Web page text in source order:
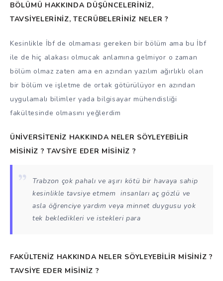
BÖLÜMÜ HAKKINDA DÜŞÜNCELERİNİZ,
TAVSİYELERİNİZ, TECRÜBELERİNİZ NELER ?
Kesinlikle İbf de olmaması gereken bir bölüm ama bu İbf
ile de hiç alakası olmucak anlamına gelmiyor o zaman
bölüm olmaz zaten ama en azından yazılım ağırlıklı olan
bir bölüm ve işletme de ortak götürülüyor en azından
uygulamalı bilimler yada bilgisayar mühendisliği
fakültesinde olmasını yeğlerdim
ÜNİVERSİTENİZ HAKKINDA NELER SÖYLEYEBİLİR
MİSİNİZ ? TAVSİYE EDER MİSİNİZ ?
Trabzon çok pahalı ve aşırı kötü bir havaya sahip
kesinlikle tavsiye etmem insanları aç gözlü ve
asla öğrenciye yardım veya minnet duygusu yok
tek bekledikleri ve istekleri para
FAKÜLTENİZ HAKKINDA NELER SÖYLEYEBİLİR MİSİNİZ ?
TAVSİYE EDER MİSİNİZ ?